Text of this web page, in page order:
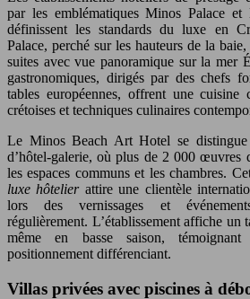
par les emblématiques Minos Palace
définissent les standards du luxe en
Palace, perché sur les hauteurs de la
suites avec vue panoramique sur la mer
gastronomiques, dirigés par des chefs
tables européennes, offrent une cuisine
crétoises et techniques culinaires
Le Minos Beach Art Hotel se
d’hôtel-galerie, où plus de 2 000 œuvres
les espaces communs et les chambres.
luxe hôtelier attire une clientèle
lors des vernissages et
régulièrement. L’établissement affiche un
même en basse saison,
positionnement différenciant.
Villas privées avec piscines à